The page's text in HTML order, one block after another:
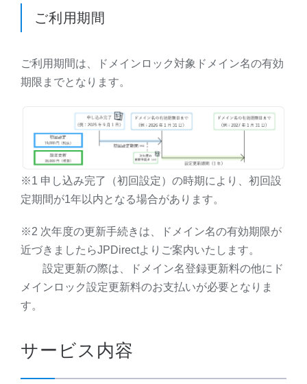
ご利用期間
ご利用期間は、ドメインロック対象ドメイン名の有効
期限までとなります。
※1 申し込み完了（初回設定）の時期により、初回設
定期間が1年以内となる場合があります。
※2 次年度の更新手続きは、ドメイン名の有効期限が
近づきましたらJPDirectよりご案内いたします。
設定更新の際は、ドメイン名登録更新料の他にド
メインロック設定更新料のお支払いが必要となりま
す。
サービス内容